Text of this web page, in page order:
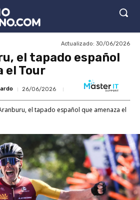
Actualizado: 30/06/2026
el tapado español
el Tour
26/06/2026
el tapado español que amenaza el